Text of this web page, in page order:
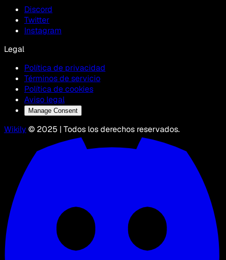
Discord
Twitter
Instagram
Legal
Política de privacidad
Términos de servicio
Política de cookies
Aviso legal
Manage Consent
Wikily © 2025 | Todos los derechos reservados.